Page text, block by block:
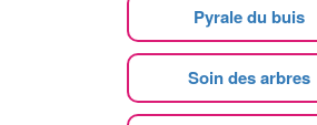
Pyrale du buis
Soin des arbres